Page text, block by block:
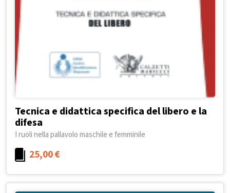
Tecnica e didattica specifica del libero e la
difesa
I ruoli nella pallavolo maschile e femminile
25,00€